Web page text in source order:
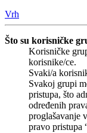
Vrh
Što su korisničke
Korisničke
korisnike/ce.
Svaki/a
Svakoj grupi
pristupa, što
određenih
proglašavanje
pravo pristupa